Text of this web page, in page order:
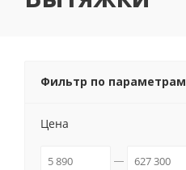
Фильтр по параметрам
Цена